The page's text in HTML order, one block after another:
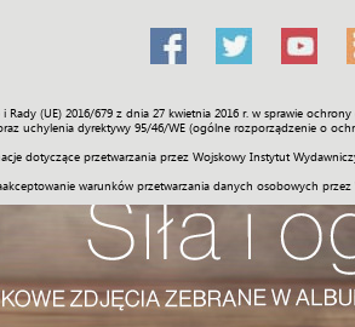
(UE) 2016/679 z dnia 27 kwietnia 2016 r. w sprawie
uchylenia dyrektywy 95/46/WE (ogólne rozporządzenie o
dotyczące przetwarzania przez Wojskowy Instytut
warunków przetwarzania danych osobowych
Społeczność Sport Historia